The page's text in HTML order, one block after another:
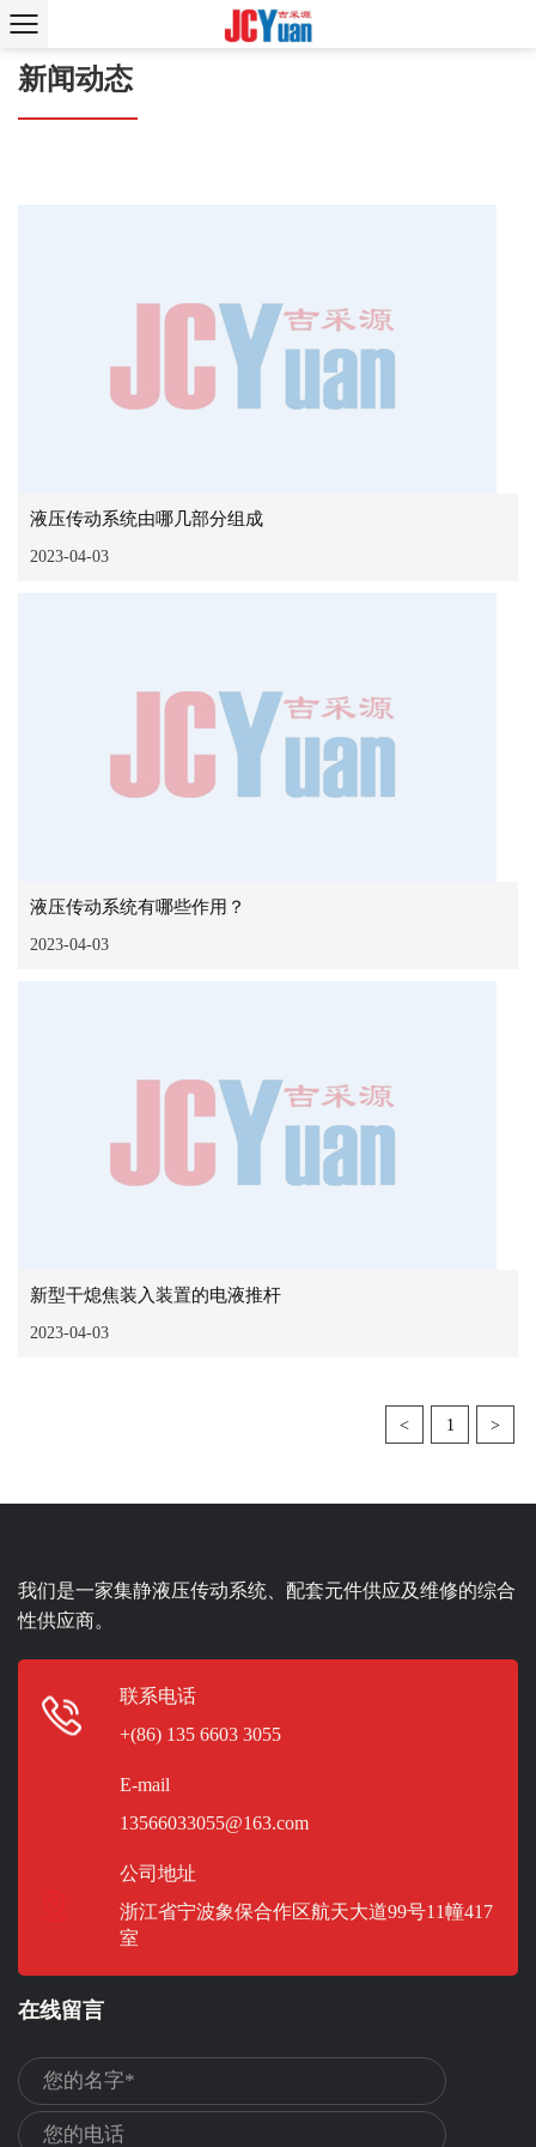
新闻动态
液压传动系统由哪几部分组成
2023-04-03
液压传动系统有哪些作用？
2023-04-03
新型干熄焦装入装置的电液推杆
2023-04-03
< 1 >
我们是一家集静液压传动系统、配套元件供应及维修的综合
性供应商。
联系电话
+(86) 135 6603 3055
E-mail
13566033055@163.com
公司地址
浙江省宁波象保合作区航天大道99号11幢417
室
在线留言